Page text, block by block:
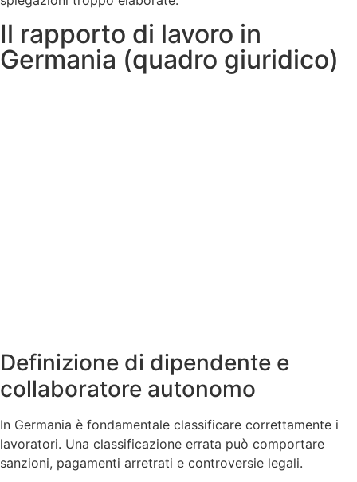
Il rapporto di lavoro in
Germania (quadro giuridico)
Definizione di dipendente e
collaboratore autonomo
In Germania è fondamentale classificare correttamente i
lavoratori. Una classificazione errata può comportare
sanzioni, pagamenti arretrati e controversie legali.